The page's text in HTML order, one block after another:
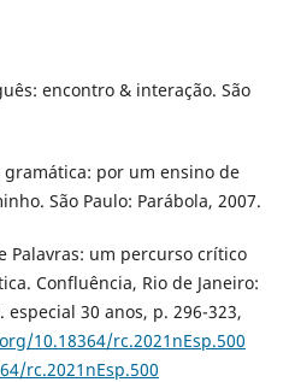
encontro & interação. São
gramática: por um ensino de
São Paulo: Parábola, 2007.
Palavras: um percurso crítico
Confluência, Rio de Janeiro:
30 anos, p. 296-323,
10.18364/rc.2021nEsp.500
rc.2021nEsp.500